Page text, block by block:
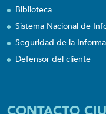
Biblioteca
Sistema Nacional de
Seguridad de la
Defensor del cliente